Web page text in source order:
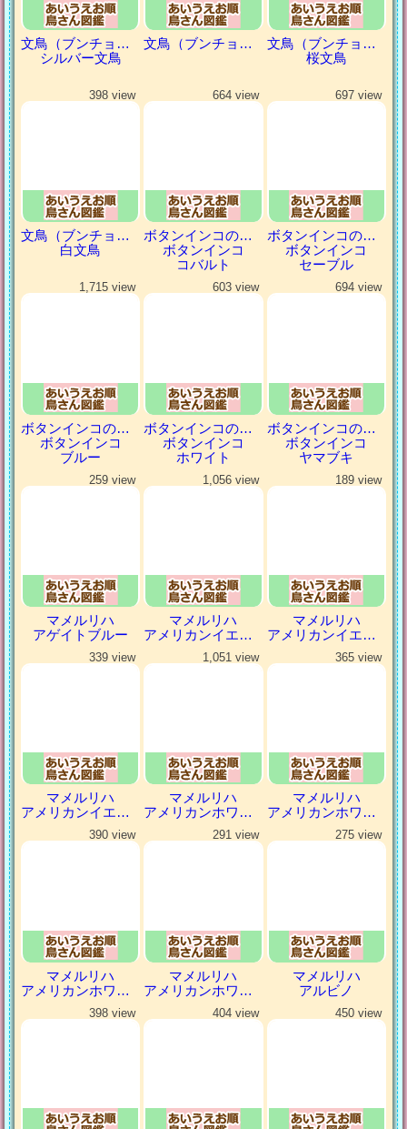
文鳥（ブンチョウ）
シルバー文鳥
文鳥（ブンチョウ）
文鳥（ブンチョウ）
桜文鳥
398 view
文鳥（ブンチョウ）
白文鳥
664 view
ボタンインコの仲間
ボタンインコ
コバルト
697 view
ボタンインコの仲間
ボタンインコ
セーブル
1,715 view
ボタンインコの仲間
ボタンインコ
ブルー
603 view
ボタンインコの仲間
ボタンインコ
ホワイト
694 view
ボタンインコの仲間
ボタンインコ
ヤマブキ
259 view
マメルリハ
アゲイトブルー
1,056 view
マメルリハ
アメリカンイエロー
189 view
マメルリハ
アメリカンイエローファロー
339 view
マメルリハ
アメリカンイエローヘビーパイドファロー
1,051 view
マメルリハ
アメリカンホワイト
365 view
マメルリハ
アメリカンホワイトパイド
390 view
マメルリハ
アメリカンホワイトパイドファロー
291 view
マメルリハ
アメリカンホワイトファロー
275 view
マメルリハ
アルビノ
398 view 404 view 450 view